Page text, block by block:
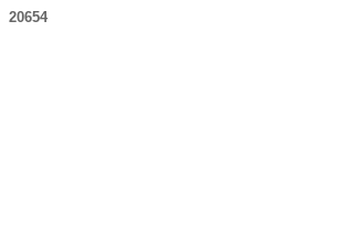
20654